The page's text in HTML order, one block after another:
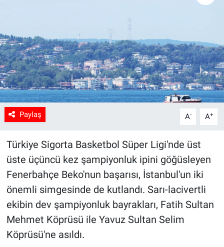
Paylaş A- A+
Türkiye Sigorta Basketbol Süper Ligi'nde üst
üste üçüncü kez şampiyonluk ipini göğüsleyen
Fenerbahçe Beko'nun başarısı, İstanbul'un iki
önemli simgesinde de kutlandı. Sarı-lacivertli
ekibin dev şampiyonluk bayrakları, Fatih Sultan
Mehmet Köprüsü ile Yavuz Sultan Selim
Köprüsü'ne asıldı.